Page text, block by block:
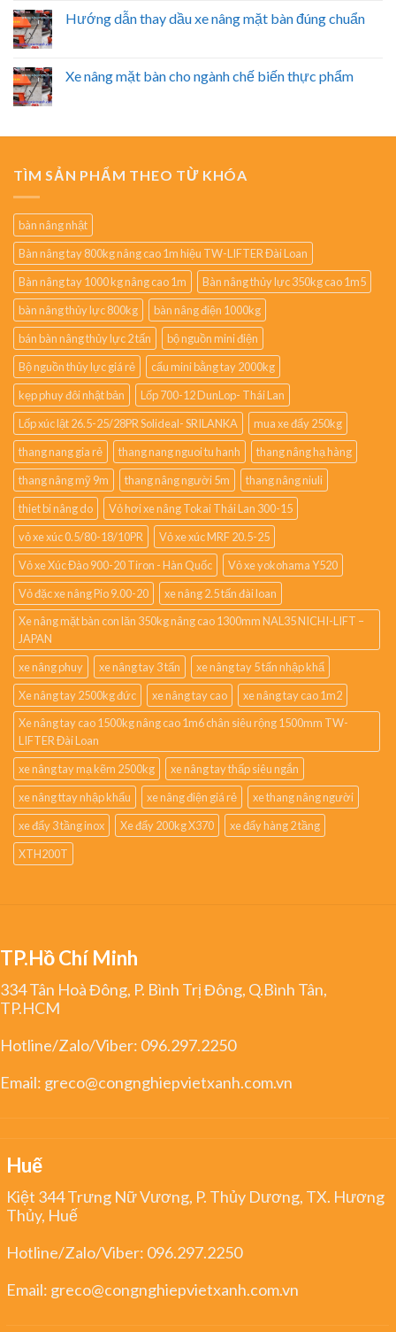
Hướng dẫn thay dầu xe nâng mặt bàn đúng chuẩn
Xe nâng mặt bàn cho ngành chế biến thực phẩm
TÌM SẢN PHẨM THEO TỪ KHÓA
bàn nâng nhật
Bàn nâng tay 800kg nâng cao 1m hiệu TW-LIFTER Đài Loan
Bàn nâng tay 1000 kg nâng cao 1m
Bàn nâng thủy lực 350kg cao 1m5
bàn nâng thủy lực 800kg
bàn nâng điện 1000kg
bán bàn nâng thủy lực 2 tấn
bộ nguồn mini điện
Bộ nguồn thủy lực giá rẻ
cẩu mini bằng tay 2000kg
kẹp phuy đôi nhật bản
Lốp 700-12 DunLop- Thái Lan
Lốp xúc lật 26.5-25/28PR Solideal- SRILANKA
mua xe đẩy 250kg
thang nang gia rẻ
thang nang nguoi tu hanh
thang nâng hạ hàng
thang nâng mỹ 9m
thang nâng người 5m
thang nâng niuli
thiet bi nâng do
Vỏ hơi xe nâng Tokai Thái Lan 300-15
vỏ xe xúc 0.5/80-18/10PR
Vỏ xe xúc MRF 20.5-25
Vỏ xe Xúc Đào 900-20 Tiron - Hàn Quốc
Vỏ xe yokohama Y520
Vỏ đặc xe nâng Pio 9.00-20
xe nâng 2.5 tấn đài loan
Xe nâng mặt bàn con lăn 350kg nâng cao 1300mm NAL35 NICHI-LIFT –
JAPAN
xe nâng phuy
xe nâng tay 3 tấn
xe nâng tay 5 tấn nhập khẩ
Xe nâng tay 2500kg đức
xe nâng tay cao
xe nâng tay cao 1m2
Xe nâng tay cao 1500kg nâng cao 1m6 chân siêu rộng 1500mm TW-
LIFTER Đài Loan
xe nâng tay mạ kẽm 2500kg
xe nâng tay thấp siêu ngắn
xe nâng ttay nhập khẩu
xe nâng điện giá rẻ
xe thang nâng người
xe đẩy 3 tầng inox
Xe đẩy 200kg X370
xe đẩy hàng 2 tầng
XTH200T
TP.Hồ Chí Minh
334 Tân Hoà Đông, P. Bình Trị Đông, Q.Bình Tân,
TP.HCM
Hotline/Zalo/Viber: 096.297.2250
Email: greco@congnghiepvietxanh.com.vn
Huế
Kiệt 344 Trưng Nữ Vương, P. Thủy Dương, TX. Hương
Thủy, Huế
Hotline/Zalo/Viber: 096.297.2250
Email: greco@congnghiepvietxanh.com.vn